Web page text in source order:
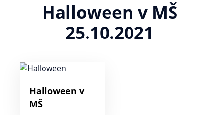
Halloween v MŠ
25.10.2021
Halloween v
MŠ